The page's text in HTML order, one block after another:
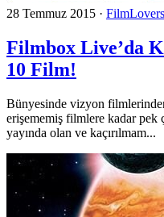
28 Temmuz 2015 ·
Filmbox Live’da
10 Film!
Bünyesinde vizyon
erişememiş filmlere kadar
yayında olan ve kaçırılmam...